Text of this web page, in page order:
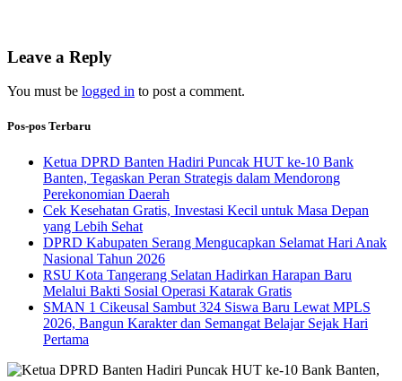
Leave a Reply
You must be logged in to post a comment.
Pos-pos Terbaru
Ketua DPRD Banten Hadiri Puncak HUT ke-10 Bank
Banten, Tegaskan Peran Strategis dalam Mendorong
Perekonomian Daerah
Cek Kesehatan Gratis, Investasi Kecil untuk Masa Depan
yang Lebih Sehat
DPRD Kabupaten Serang Mengucapkan Selamat Hari Anak
Nasional Tahun 2026
RSU Kota Tangerang Selatan Hadirkan Harapan Baru
Melalui Bakti Sosial Operasi Katarak Gratis
SMAN 1 Cikeusal Sambut 324 Siswa Baru Lewat MPLS
2026, Bangun Karakter dan Semangat Belajar Sejak Hari
Pertama